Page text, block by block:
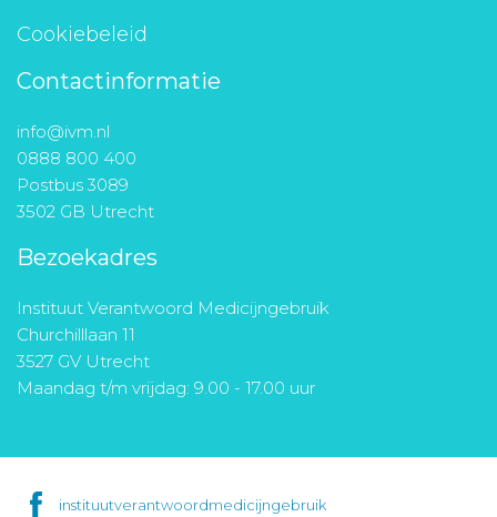
Cookiebeleid
Contactinformatie
info@ivm.nl
0888 800 400
Postbus 3089
3502 GB Utrecht
Bezoekadres
Instituut Verantwoord Medicijngebruik
Churchilllaan 11
3527 GV Utrecht
Maandag t/m vrijdag: 9.00 - 17.00 uur
instituutverantwoordmedicijngebruik